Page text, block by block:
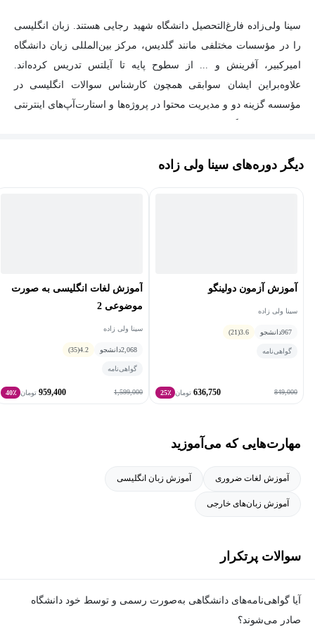
سینا ولی‌زاده فارغ‌التحصیل دانشگاه شهید رجایی هستند. زبان انگلیسی
را در مؤسسات مختلفی مانند گلدیس، مرکز بین‌المللی زبان دانشگاه
امیرکبیر، آفرینش و ... از سطوح پایه تا آیلتس تدریس کرده‌اند.
علاوه‌براین ایشان سوابقی همچون کارشناس سوالات انگلیسی در
مؤسسه گزینه دو و مدیریت محتوا در پروژه‌ها و استارت‌آپ‌های اینترنتی
دیگر دوره‌های سینا ولی زاده
آموزش آزمون دولینگو
سینا ولی زاده
967دانشجو 3.6
(21)
گواهی‌نامه
849,000
636,750 تومان 25٪
آموزش لغات انگلیسی به صورت
موضوعی 2
سینا ولی زاده
2,068دانشجو 4.2
(35)
گواهی‌نامه
1,599,000
959,400 تومان 40٪
مهارت‌هایی که می‌آموزید
آموزش لغات ضروری آموزش زبان انگلیسی
آموزش زبان‌های خارجی
سوالات پرتکرار
آیا گواهی‌نامه‌های دانشگاهی به‌صورت رسمی و توسط خود دانشگاه
صادر می‌شوند؟